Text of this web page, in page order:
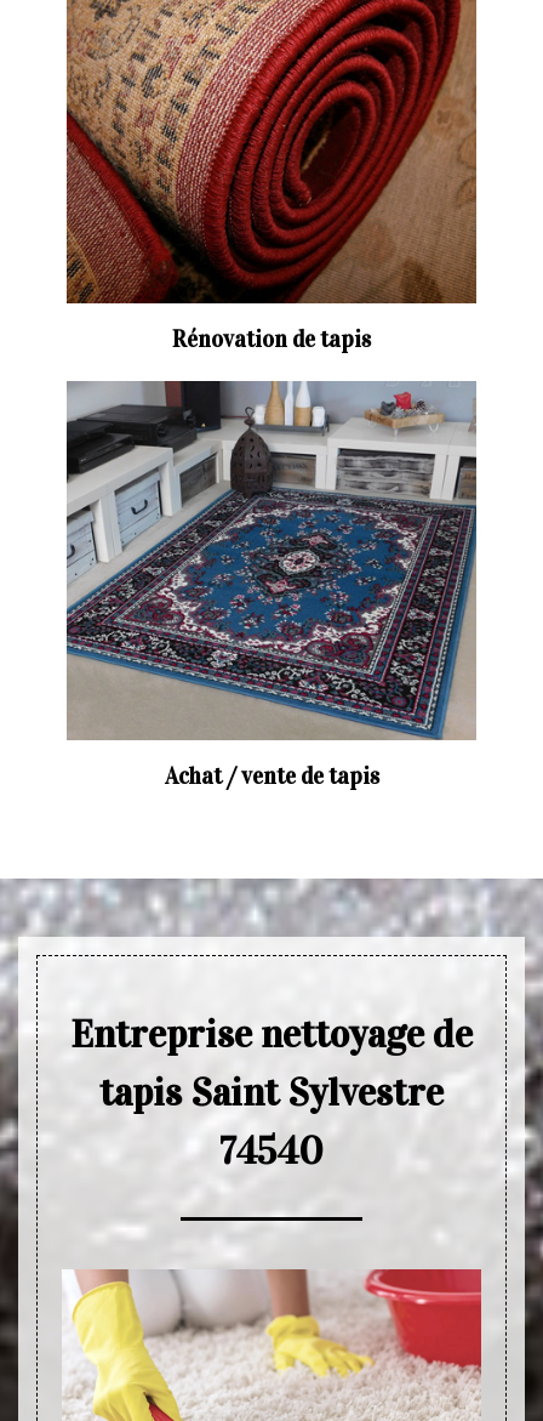
Rénovation de tapis
Achat / vente de tapis
Entreprise nettoyage de
tapis Saint Sylvestre
74540